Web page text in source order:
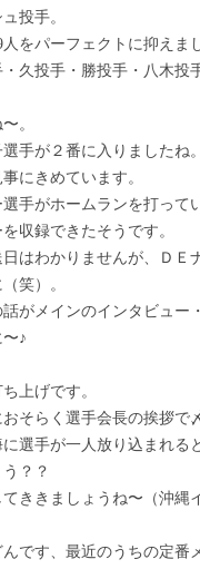
投手。
をパーフェクトに抑えま
久投手・勝投手・八木投
。
手が２番に入りましたね。
にきめています。
手がホームランを打って
収録できたそうです。
はわかりませんが、ＤＥ
笑）。
がメインのインタビュー
♪
上げです。
そらく選手会長の挨拶で
選手が一人放り込まれる
？？
ききましょうね〜（沖縄
です、最近のうちの定番